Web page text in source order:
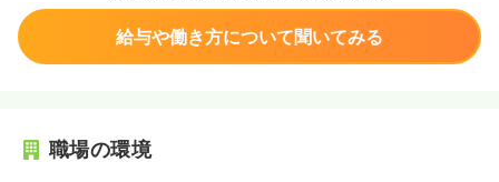
給与や働き方について聞いてみる
職場の環境